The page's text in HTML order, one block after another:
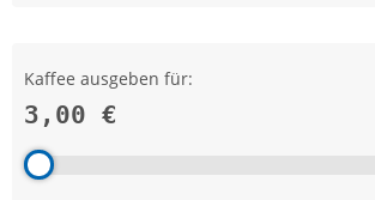
Kaffee ausgeben für:
3,00 €